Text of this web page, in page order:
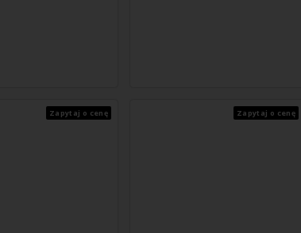
Zapytaj o cenę Zapytaj o cenę